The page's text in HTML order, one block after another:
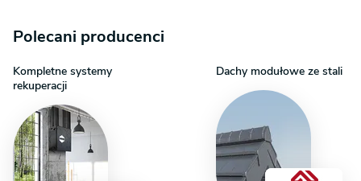
Polecani producenci
Kompletne systemy
rekuperacji
Dachy modułowe ze stali